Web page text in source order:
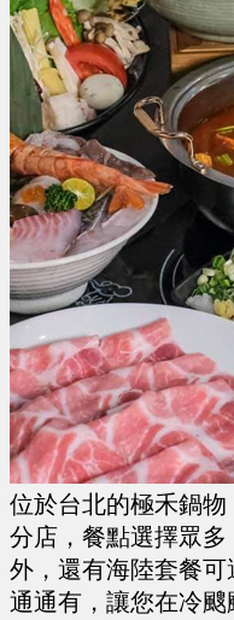
位於台北的極禾鍋
分店，餐點選擇眾
外，還有海陸套餐
通通有，讓您在冷